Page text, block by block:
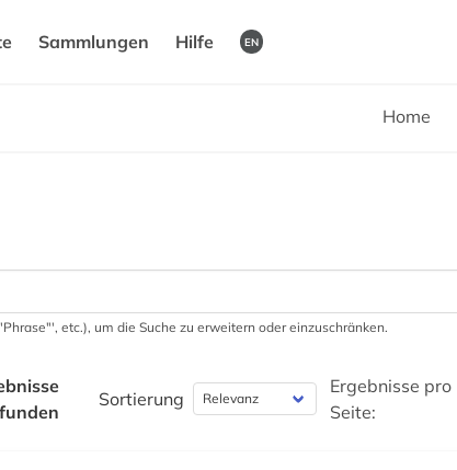
Sammlungen Hilfe EN
Home
etc.), um die Suche zu erweitern oder einzuschränken.
Sortierung
Ergebnisse pro
Seite: